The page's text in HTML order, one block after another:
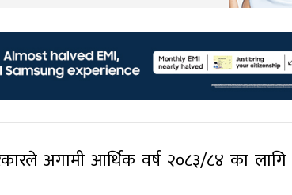
अगामी आर्थिक वर्ष २०८३/८४ का लागि